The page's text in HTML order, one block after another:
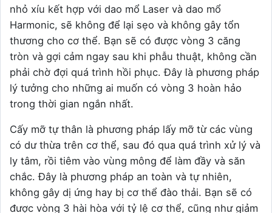
nhỏ xíu kết hợp với dao mổ Laser và dao mổ
Harmonic, sẽ không để lại sẹo và không gây tổn
thương cho cơ thể. Bạn sẽ có được vòng 3 căng
tròn và gợi cảm ngay sau khi phẫu thuật, không cần
phải chờ đợi quá trình hồi phục. Đây là phương pháp
lý tưởng cho những ai muốn có vòng 3 hoàn hảo
trong thời gian ngắn nhất.
Cấy mỡ tự thân là phương pháp lấy mỡ từ các vùng
có dư thừa trên cơ thể, sau đó qua quá trình xử lý và
ly tâm, rồi tiêm vào vùng mông để làm đầy và săn
chắc. Đây là phương pháp an toàn và tự nhiên,
không gây dị ứng hay bị cơ thể đào thải. Bạn sẽ có
được vòng 3 hài hòa với tỷ lệ cơ thể, cũng như giảm